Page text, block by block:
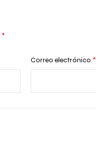
*
Correo electrónico *